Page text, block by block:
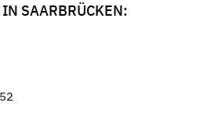
SAARBRÜCKEN: